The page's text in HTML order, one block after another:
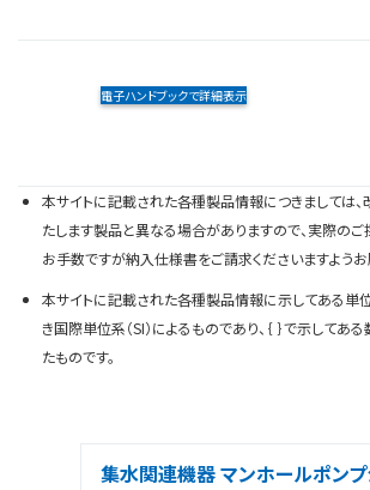
電子ハンドブックで詳細表示
本サイトに記載された各種製品情報につきましては
たします製品と異なる場合がありますので、実際のご
お手数ですが納入仕様書をご請求くださいますようお
本サイトに記載された各種製品情報に示してある単
き国際単位系（SI）によるものであり、｛ ｝で示してあ
たものです。
集水関連機器 マンホールポンプ